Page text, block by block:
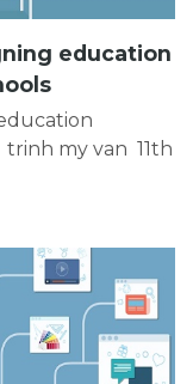
education
my van 11th